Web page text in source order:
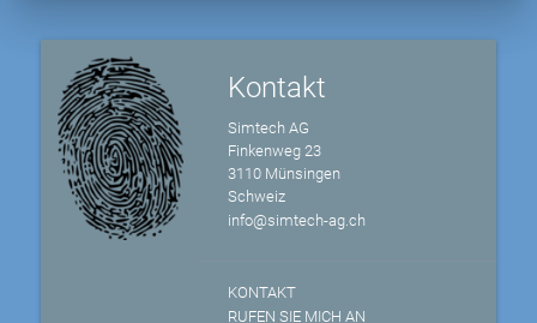
Kontakt
Simtech AG
Finkenweg 23
3110 Münsingen
Schweiz
info@simtech-ag.ch
KONTAKT
RUFEN SIE MICH AN